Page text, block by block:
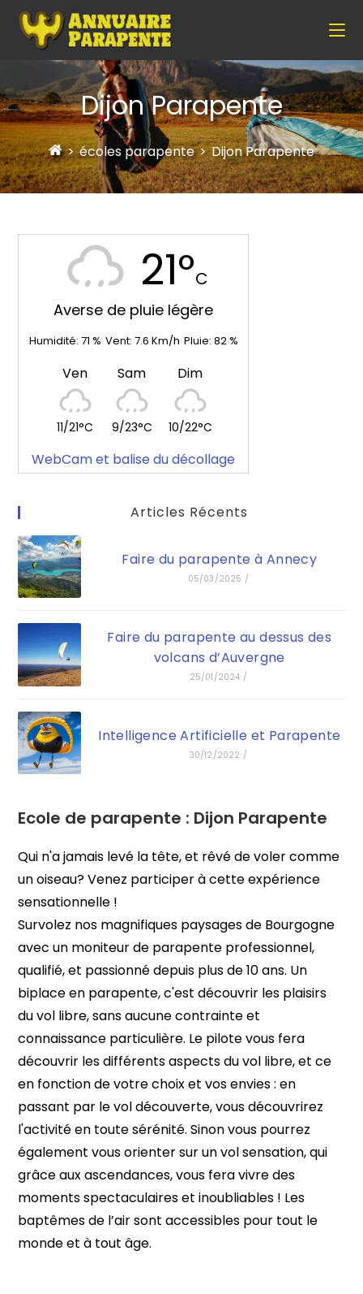
Dijon Parapente
> écoles parapente > Dijon Parapente
21°C
Averse de pluie légère
Humidité: 71 % Vent: 7.6 Km/h Pluie: 82%
Ven
11/21°C
Sam
9/23°C
Dim
10/22°C
WebCam et balise du décollage
Articles Récents
Faire du parapente à Annecy
05/03/2025 /
Faire du parapente au dessus des
volcans d’Auvergne
25/01/2024 /
Intelligence Artificielle et Parapente
30/12/2022 /
Ecole de parapente : Dijon Parapente
Qui n'a jamais levé la tête, et rêvé de voler comme
un oiseau? Venez participer à cette expérience
sensationnelle !
Survolez nos magnifiques paysages de Bourgogne
avec un moniteur de parapente professionnel,
qualifié, et passionné depuis plus de 10 ans. Un
biplace en parapente, c'est découvrir les plaisirs
du vol libre, sans aucune contrainte et
connaissance particulière. Le pilote vous fera
découvrir les différents aspects du vol libre, et ce
en fonction de votre choix et vos envies : en
passant par le vol découverte, vous découvrirez
l'activité en toute sérénité. Sinon vous pourrez
également vous orienter sur un vol sensation, qui
grâce aux ascendances, vous fera vivre des
moments spectaculaires et inoubliables ! Les
baptêmes de l’air sont accessibles pour tout le
monde et à tout âge.